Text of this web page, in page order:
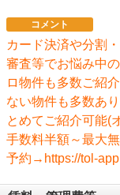
コメント
カード決済や分割
審査等でお悩み中
ロ物件も多数ご紹
ない物件も多数あ
とめてご紹介可能(
手数料半額～最大
予約→https://tol-